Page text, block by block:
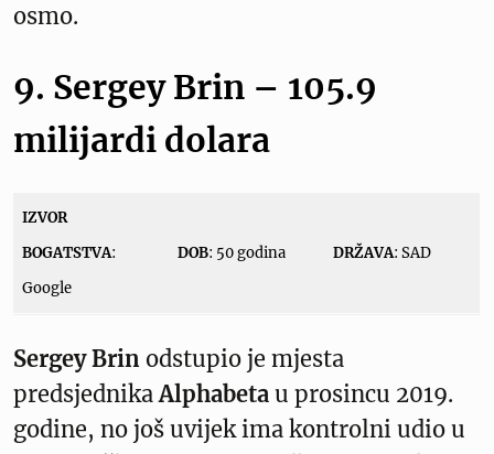
osmo.
9. Sergey Brin – 105.9
milijardi dolara
IZVOR
BOGATSTVA:
Google
DOB: 50 godina DRŽAVA: SAD
Sergey Brin odstupio je mjesta
predsjednikaAlphabeta u prosincu 2019.
godine, no još uvijek ima kontrolni udio u